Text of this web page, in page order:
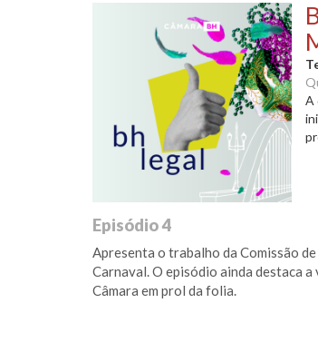
A
Episódio 4
Apresenta o trabalho da Comissão
Carnaval. O episódio ainda destaca
Câmara em prol da folia.